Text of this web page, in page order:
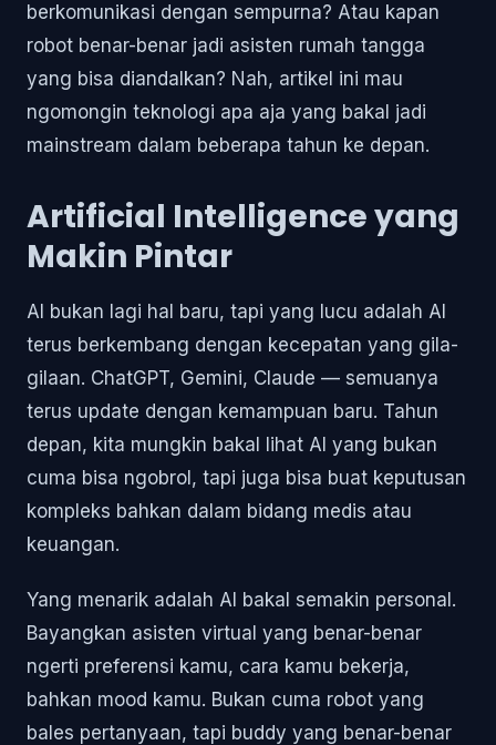
berkomunikasi dengan sempurna? Atau kapan
robot benar-benar jadi asisten rumah tangga
yang bisa diandalkan? Nah, artikel ini mau
ngomongin teknologi apa aja yang bakal jadi
mainstream dalam beberapa tahun ke depan.
Artificial Intelligence yang
Makin Pintar
AI bukan lagi hal baru, tapi yang lucu adalah AI
terus berkembang dengan kecepatan yang gila-
gilaan. ChatGPT, Gemini, Claude — semuanya
terus update dengan kemampuan baru. Tahun
depan, kita mungkin bakal lihat AI yang bukan
cuma bisa ngobrol, tapi juga bisa buat keputusan
kompleks bahkan dalam bidang medis atau
keuangan.
Yang menarik adalah AI bakal semakin personal.
Bayangkan asisten virtual yang benar-benar
ngerti preferensi kamu, cara kamu bekerja,
bahkan mood kamu. Bukan cuma robot yang
bales pertanyaan, tapi buddy yang benar-benar